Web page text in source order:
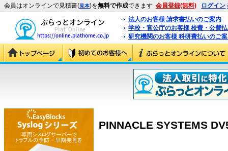
会員はオンラインで見積書(見本)を無料で作成できます 会員登録(無料) ログイン
法人のお客様 請求書払いのご案内
学校・官公庁のお客様 校費・公費
研究機関のお客様 科研費払いのご
PINNACLE SYSTEMS